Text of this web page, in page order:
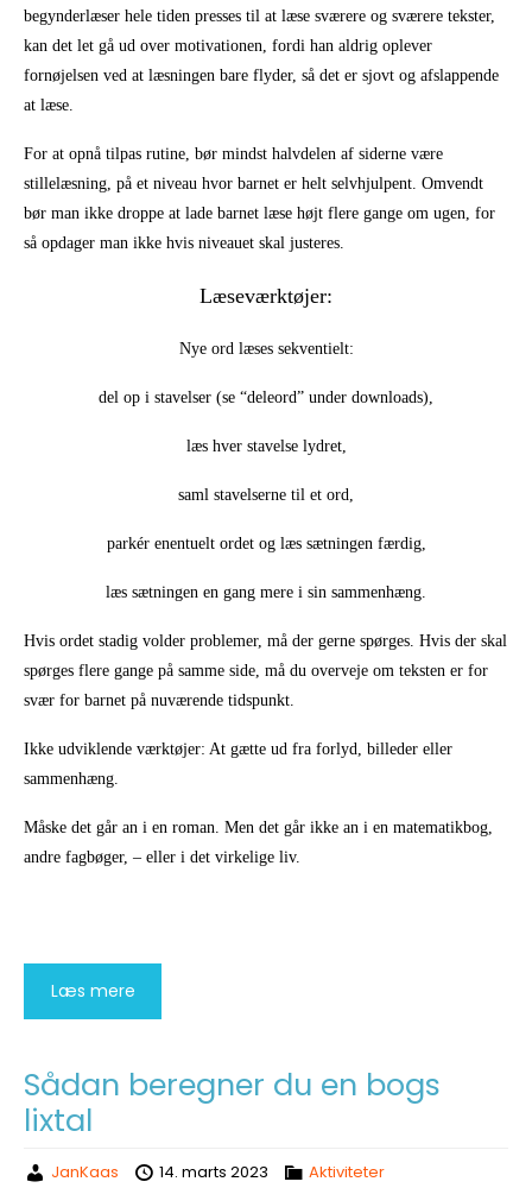
begynderlæser hele tiden presses til at læse sværere og sværere tekster,
kan det let gå ud over motivationen, fordi han aldrig oplever
fornøjelsen ved at læsningen bare flyder, så det er sjovt og afslappende
at læse.
For at opnå tilpas rutine, bør mindst halvdelen af siderne være
stillelæsning, på et niveau hvor barnet er helt selvhjulpent. Omvendt
bør man ikke droppe at lade barnet læse højt flere gange om ugen, for
så opdager man ikke hvis niveauet skal justeres.
Læseværktøjer:
Nye ord læses sekventielt:
del op i stavelser (se “deleord” under downloads),
læs hver stavelse lydret,
saml stavelserne til et ord,
parkér enentuelt ordet og læs sætningen færdig,
læs sætningen en gang mere i sin sammenhæng.
Hvis ordet stadig volder problemer, må der gerne spørges. Hvis der skal
spørges flere gange på samme side, må du overveje om teksten er for
svær for barnet på nuværende tidspunkt.
Ikke udviklende værktøjer: At gætte ud fra forlyd, billeder eller
sammenhæng.
Måske det går an i en roman. Men det går ikke an i en matematikbog,
andre fagbøger, – eller i det virkelige liv.
Læs mere
Sådan beregner du en bogs
lixtal
JanKaas 14. marts 2023 Aktiviteter